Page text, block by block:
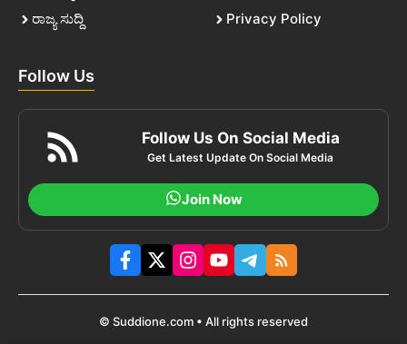
ರಾಜ್ಯ ಸುದ್ದಿ
Privacy Policy
Follow Us
Follow Us On Social Media
Get Latest Update On Social Media
Join Now
© Suddione.com • All rights reserved